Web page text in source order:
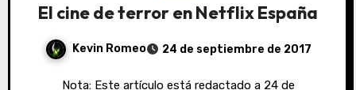
El cine de terror en Netflix España
Kevin Romeo 24 de septiembre de 2017
Nota: Este artículo está redactado a 24 de